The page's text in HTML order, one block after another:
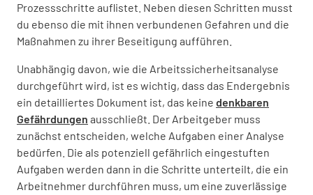
Prozessschritte auflistet. Neben diesen Schritten musst
du ebenso die mit ihnen verbundenen Gefahren und die
Maßnahmen zu ihrer Beseitigung aufführen.
Unabhängig davon, wie die Arbeitssicherheitsanalyse
durchgeführt wird, ist es wichtig, dass das Endergebnis
ein detailliertes Dokument ist, das keine denkbaren
Gefährdungen ausschließt. Der Arbeitgeber muss
zunächst entscheiden, welche Aufgaben einer Analyse
bedürfen. Die als potenziell gefährlich eingestuften
Aufgaben werden dann in die Schritte unterteilt, die ein
Arbeitnehmer durchführen muss, um eine zuverlässige